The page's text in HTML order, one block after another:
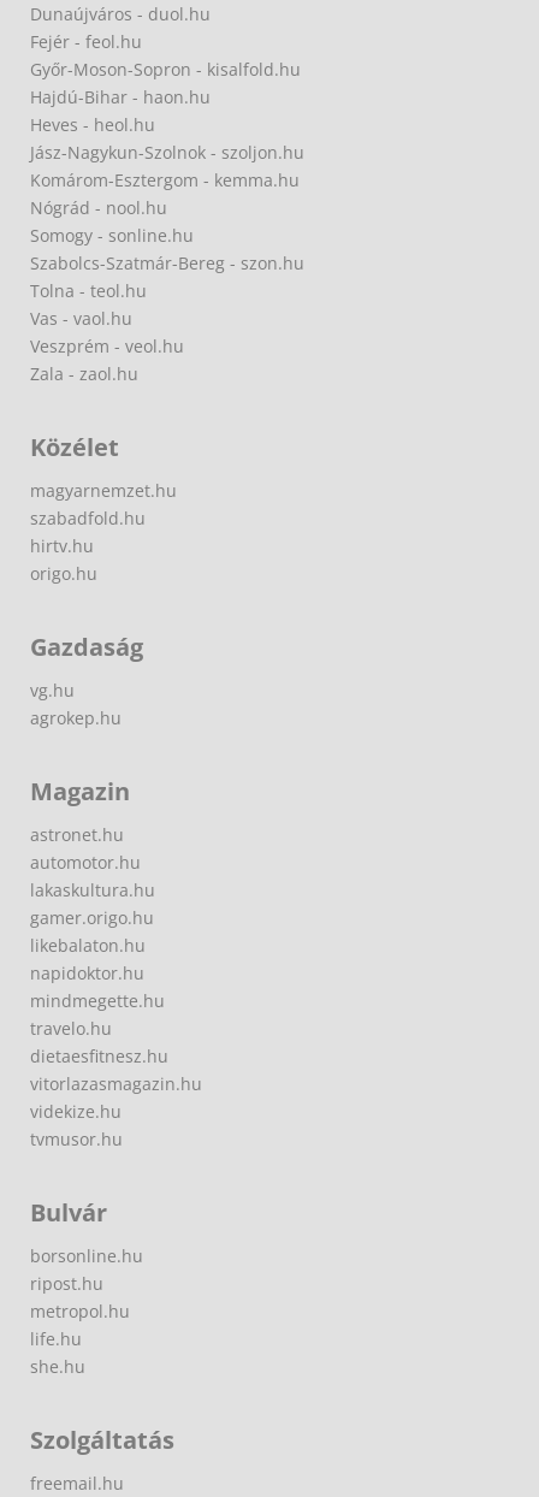
Dunaújváros - duol.hu
Fejér - feol.hu
Győr-Moson-Sopron - kisalfold.hu
Hajdú-Bihar - haon.hu
Heves - heol.hu
Jász-Nagykun-Szolnok - szoljon.hu
Komárom-Esztergom - kemma.hu
Nógrád - nool.hu
Somogy - sonline.hu
Szabolcs-Szatmár-Bereg - szon.hu
Tolna - teol.hu
Vas - vaol.hu
Veszprém - veol.hu
Zala - zaol.hu
Közélet
magyarnemzet.hu
szabadfold.hu
hirtv.hu
origo.hu
Gazdaság
vg.hu
agrokep.hu
Magazin
astronet.hu
automotor.hu
lakaskultura.hu
gamer.origo.hu
likebalaton.hu
napidoktor.hu
mindmegette.hu
travelo.hu
dietaesfitnesz.hu
vitorlazasmagazin.hu
videkize.hu
tvmusor.hu
Bulvár
borsonline.hu
ripost.hu
metropol.hu
life.hu
she.hu
Szolgáltatás
freemail.hu